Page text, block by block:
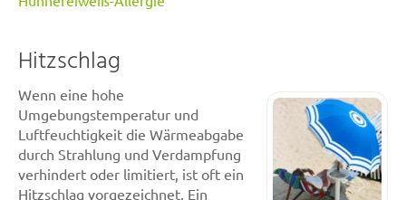
Hitzschlag
Wenn eine hohe
Umgebungstemperatur und
Luftfeuchtigkeit die Wärmeabgabe
durch Strahlung und Verdampfung
verhindert oder limitiert, ist oft ein
Hitzschlag vorgezeichnet. Ein